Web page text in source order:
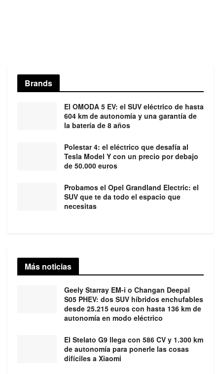
Brands
El OMODA 5 EV: el SUV eléctrico de hasta
604 km de autonomía y una garantía de
la batería de 8 años
Polestar 4: el eléctrico que desafía al
Tesla Model Y con un precio por debajo
de 50.000 euros
Probamos el Opel Grandland Electric: el
SUV que te da todo el espacio que
necesitas
Más noticias
Geely Starray EM-i o Changan Deepal
S05 PHEV: dos SUV híbridos enchufables
desde 25.215 euros con hasta 136 km de
autonomía en modo eléctrico
El Stelato G9 llega con 586 CV y 1.300 km
de autonomía para ponerle las cosas
difíciles a Xiaomi